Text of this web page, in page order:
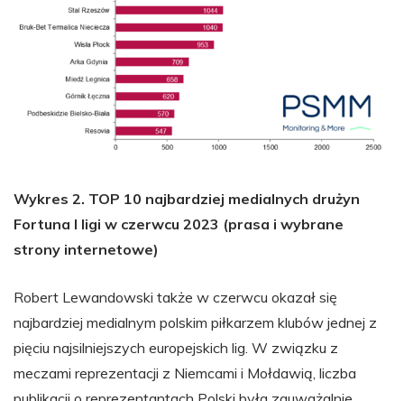
Wykres 2. TOP 10 najbardziej medialnych drużyn
Fortuna I ligi w czerwcu 2023 (prasa i wybrane
strony internetowe)
Robert Lewandowski także w czerwcu okazał się
najbardziej medialnym polskim piłkarzem klubów jednej z
pięciu najsilniejszych europejskich lig. W związku z
meczami reprezentacji z Niemcami i Mołdawią, liczba